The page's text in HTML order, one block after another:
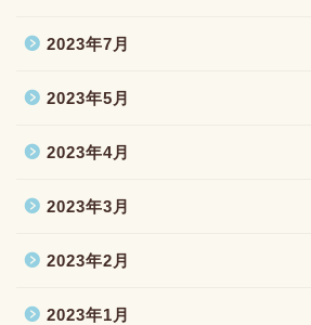
2023年7月
2023年5月
2023年4月
2023年3月
2023年2月
2023年1月